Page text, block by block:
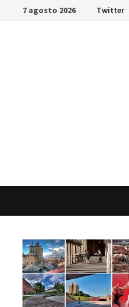
Saltar7 agosto 2026 Twitter